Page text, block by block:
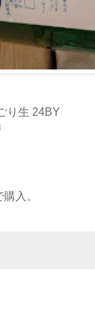
り生 24BY
入。